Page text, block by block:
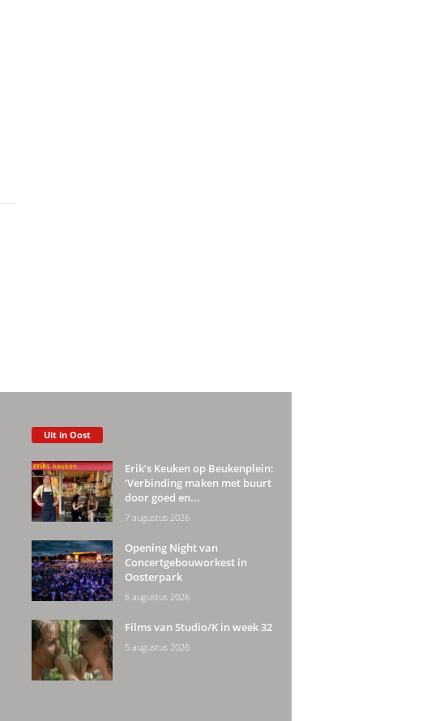
Uit in Oost
Erik’s Keuken op Beukenplein:
‘Verbinding maken met buurt
door goed en...
7 augustus 2026
Opening Night van
Concertgebouworkest in
Oosterpark
6 augustus 2026
Films van Studio/K in week 32
5 augustus 2026